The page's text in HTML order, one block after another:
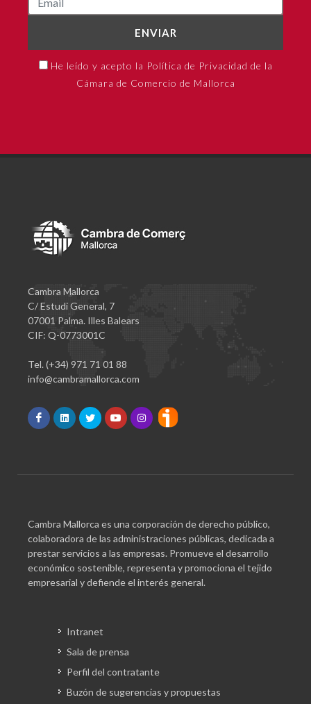
ENVIAR
He leído y acepto la Política de Privacidad de la
Cámara de Comercio de Mallorca
Cambra Mallorca
C/ Estudi General, 7
07001 Palma. Illes Balears
CIF: Q-0773001C
Tel. (+34) 971 71 01 88
info@cambramallorca.com
Cambra Mallorca es una corporación de derecho público,
colaboradora de las administraciones públicas, dedicada a
prestar servicios a las empresas. Promueve el desarrollo
económico sostenible, representa y promociona el tejido
empresarial y defiende el interés general.
Intranet
Sala de prensa
Perfil del contratante
Buzón de sugerencias y propuestas